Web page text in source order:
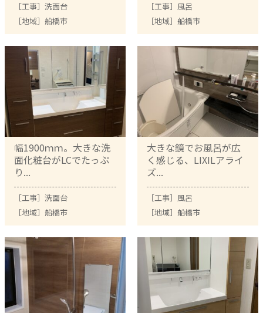
［工事］ 洗面台
［地域］ 船橋市
［工事］ 風呂
［地域］ 船橋市
幅1900ｍｍ。大きな洗
面化粧台がLCでたっぷ
り...
［工事］ 洗面台
［地域］ 船橋市
大きな鏡でお風呂が広
く感じる、LIXILアライ
ズ...
［工事］ 風呂
［地域］ 船橋市